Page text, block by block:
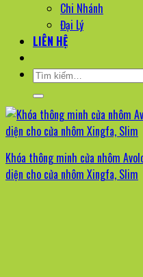
Chi Nhánh
Đại Lý
LIÊN HỆ
Tìm
kiếm:
Khóa thông minh cửa nhôm
diện cho cửa nhôm Xingfa, Slim